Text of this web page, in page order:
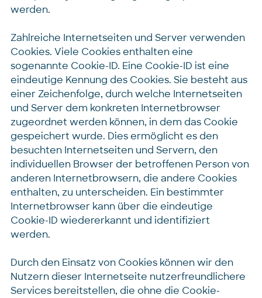
werden.
Zahlreiche Internetseiten und Server verwenden
Cookies. Viele Cookies enthalten eine
sogenannte Cookie-ID. Eine Cookie-ID ist eine
eindeutige Kennung des Cookies. Sie besteht aus
einer Zeichenfolge, durch welche Internetseiten
und Server dem konkreten Internetbrowser
zugeordnet werden können, in dem das Cookie
gespeichert wurde. Dies ermöglicht es den
besuchten Internetseiten und Servern, den
individuellen Browser der betroffenen Person von
anderen Internetbrowsern, die andere Cookies
enthalten, zu unterscheiden. Ein bestimmter
Internetbrowser kann über die eindeutige
Cookie-ID wiedererkannt und identifiziert
werden.
Durch den Einsatz von Cookies können wir den
Nutzern dieser Internetseite nutzerfreundlichere
Services bereitstellen, die ohne die Cookie-